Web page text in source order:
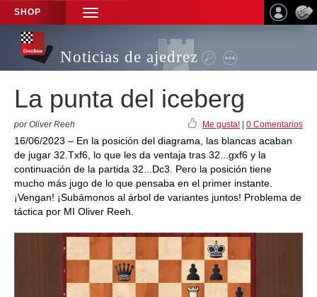
SHOP
TOGGLE
NAVIGATION
Noticias de ajedrez
La punta del iceberg
por Oliver Reeh Me gusta! 0 Comentarios
16/06/2023 – En la posición del diagrama, las blancas acaban
de jugar 32.Txf6, lo que les da ventaja tras 32...gxf6 y la
continuación de la partida 32...Dc3. Pero la posición tiene
mucho más jugo de lo que pensaba en el primer instante.
¡Vengan! ¡Subámonos al árbol de variantes juntos! Problema de
táctica por MI Oliver Reeh.